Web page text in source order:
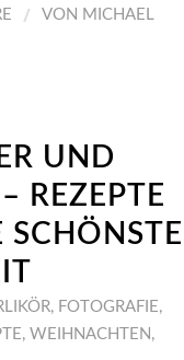
/ VON MICHAEL
UND
REZEPTE
, FOTOGRAFIE ,
, WEIHNACHTEN ,